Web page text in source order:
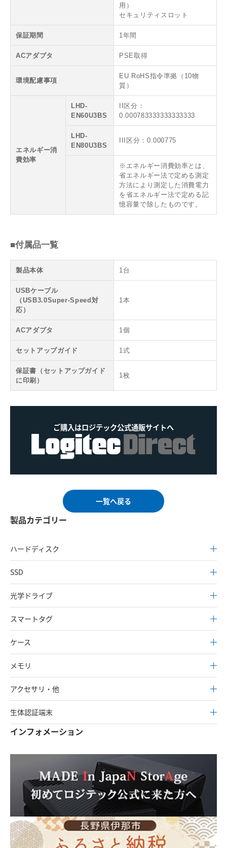
用）
セキュリティスロット
保証期間 1年間
ACアダプタ PSE取得
環境配慮事項
EU RoHS指令準拠（10物
質）
エネルギー消
費効率
LHD-
EN60U3BS
II区分：
0.000783333333333333
LHD-
EN80U3BS
III区分：0.000775
※エネルギー消費効率とは、
省エネルギー法で定める測定
方法により測定した消費電力
を省エネルギー法で定める記
憶容量で除したものです。
■付属品一覧
製品本体 1台
USBケーブル
（USB3.0Super-Speed対
応）
1本
ACアダプタ 1個
セットアップガイド 1式
保証書（セットアップガイド
に印刷）
1枚
ご購入はロジテック公式通販サイトへ
一覧へ戻る
製品カテゴリー
ハードディスク
SSD
光学ドライブ
スマートタグ
ケース
メモリ
アクセサリ・他
生体認証端末
インフォメーション